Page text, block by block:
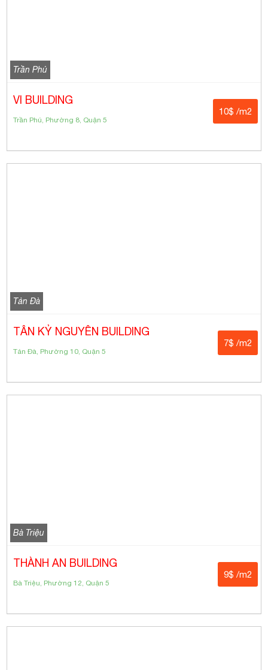
Trần Phú
VI BUILDING
Trần Phú, Phường 8, Quận 5
10$ /m2
Tản Đà
TÂN KỶ NGUYÊN BUILDING
Tản Đà, Phường 10, Quận 5
7$ /m2
Bà Triệu
THÀNH AN BUILDING
Bà Triệu, Phường 12, Quận 5
9$ /m2